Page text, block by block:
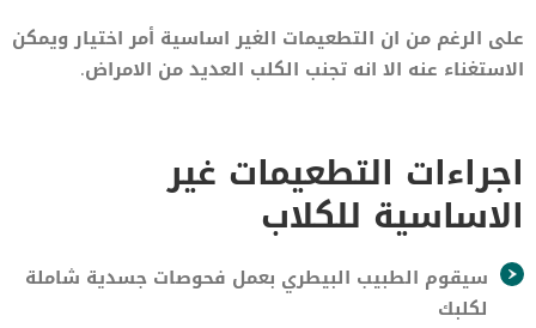
على الرغم من ان التطعيمات الغير اساسية أمر اختيار ويمكن
الاستغناء عنه الا انه تجنب الكلب العديد من الامراض.
اجراءات التطعيمات غير
الاساسية للكلاب
سيقوم الطبيب البيطري بعمل فحوصات جسدية شاملة
لكلبك